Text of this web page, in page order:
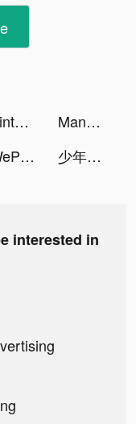
Vinted - Buy and sell clothes tiktok ads
Mangoul App tiktok ads
WePlay(ウィプレー) - パーティゲーム tiktok ads 少年ジャンプ＋人気漫画が読める雑誌アプリ tiktok ads
interested in